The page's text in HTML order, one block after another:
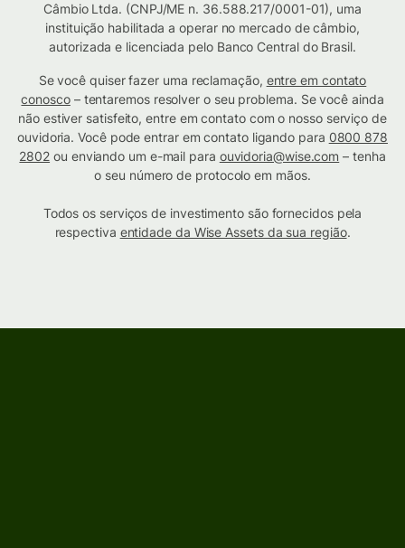
Câmbio Ltda. (CNPJ/ME n. 36.588.217/0001-01), uma
instituição habilitada a operar no mercado de câmbio,
autorizada e licenciada pelo Banco Central do Brasil.
Se você quiser fazer uma reclamação, entre em contato
conosco– tentaremos resolver o seu problema. Se você ainda
não estiver satisfeito, entre em contato com o nosso serviço de
ouvidoria. Você pode entrar em contato ligando para 0800 878
2802 ou enviando um e-mail para ouvidoria@wise.com – tenha
o seu número de protocolo em mãos.
Todos os serviços de investimento são fornecidos pela
respectiva entidade da Wise Assets da sua região.